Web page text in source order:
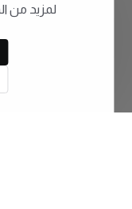
لمزيد من